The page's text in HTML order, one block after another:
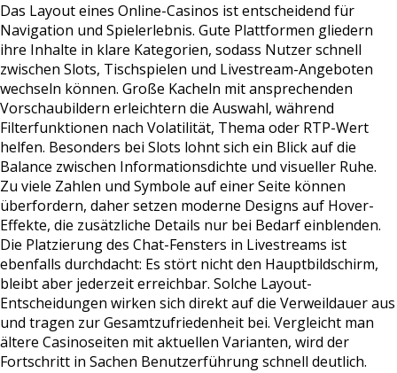
Das Layout eines Online-Casinos ist entscheidend für
Navigation und Spielerlebnis. Gute Plattformen gliedern
ihre Inhalte in klare Kategorien, sodass Nutzer schnell
zwischen Slots, Tischspielen und Livestream-Angeboten
wechseln können. Große Kacheln mit ansprechenden
Vorschaubildern erleichtern die Auswahl, während
Filterfunktionen nach Volatilität, Thema oder RTP-Wert
helfen. Besonders bei Slots lohnt sich ein Blick auf die
Balance zwischen Informationsdichte und visueller Ruhe.
Zu viele Zahlen und Symbole auf einer Seite können
überfordern, daher setzen moderne Designs auf Hover-
Effekte, die zusätzliche Details nur bei Bedarf einblenden.
Die Platzierung des Chat-Fensters in Livestreams ist
ebenfalls durchdacht: Es stört nicht den Hauptbildschirm,
bleibt aber jederzeit erreichbar. Solche Layout-
Entscheidungen wirken sich direkt auf die Verweildauer aus
und tragen zur Gesamtzufriedenheit bei. Vergleicht man
ältere Casinoseiten mit aktuellen Varianten, wird der
Fortschritt in Sachen Benutzerführung schnell deutlich.